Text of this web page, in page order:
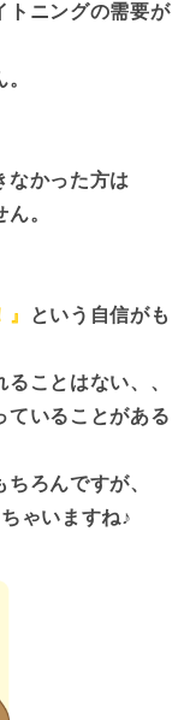
トニングの需要が
なかった方は
。
という自信がも
ことはない、、
ていることがある
ちろんですが、
ゃいますね♪